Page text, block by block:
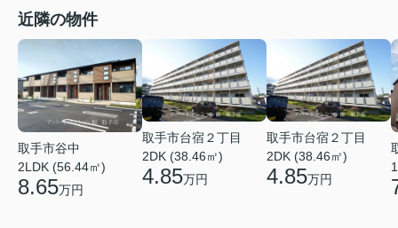
近隣の物件
取手市谷中
2LDK (56.44㎡)
8.65万円
取手市台宿２丁目
2DK (38.46㎡)
4.85万円
取手市台宿２丁目
2DK (38.46㎡)
4.85万円